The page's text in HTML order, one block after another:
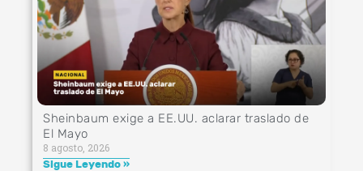
Sheinbaum exige a EE.UU. aclarar traslado de
El Mayo
8 agosto, 2026
Sigue Leyendo »